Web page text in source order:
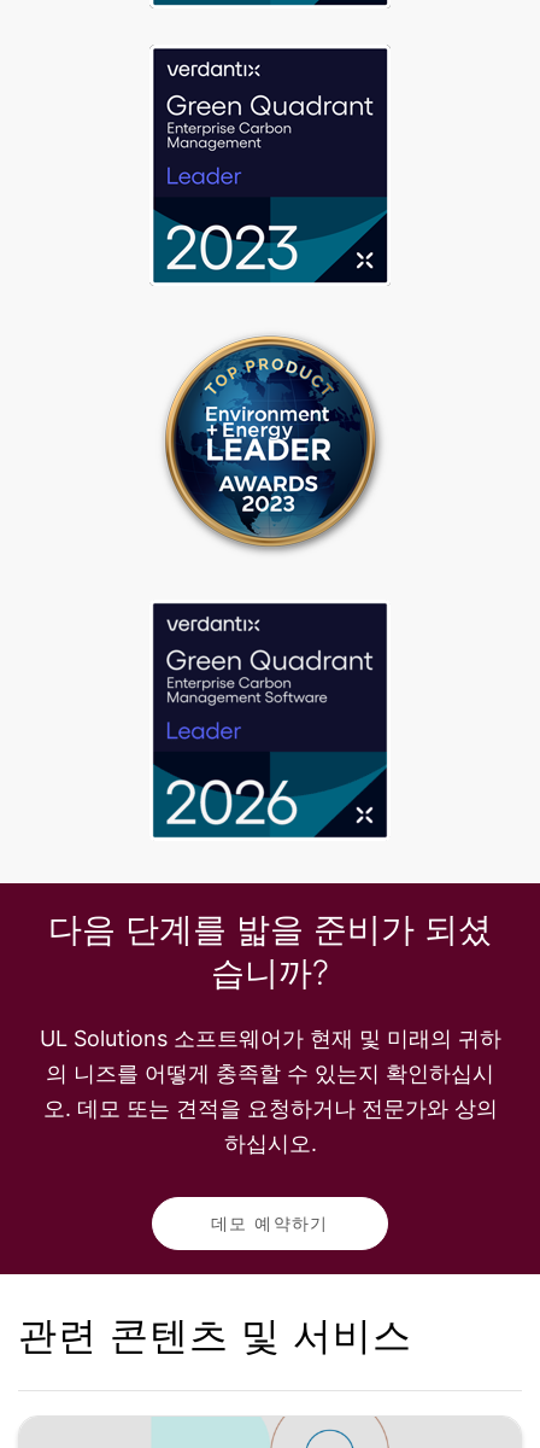
다음 단계를 밟을 준비가 되셨
습니까?
UL Solutions 소프트웨어가 현재 및 미래의 귀하
의 니즈를 어떻게 충족할 수 있는지 확인하십시
오. 데모 또는 견적을 요청하거나 전문가와 상의
하십시오.
데모 예약하기
관련 콘텐츠 및 서비스